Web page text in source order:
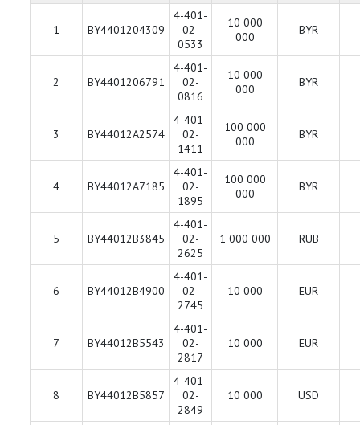
1 BY4401204309
4-401-
02-
0533
10 000
000
BYR
2 BY4401206791
4-401-
02-
0816
10 000
000
BYR
3 BY44012A2574
4-401-
02-
1411
100 000
000
BYR
4 BY44012A7185
4-401-
02-
1895
100 000
000
BYR
5 BY44012B3845
4-401-
02-
2625
1 000 000 RUB
6 BY44012B4900
4-401-
02-
2745
10 000 EUR
7 BY44012B5543
4-401-
02-
2817
10 000 EUR
8 BY44012B5857
4-401-
02-
2849
10 000 USD